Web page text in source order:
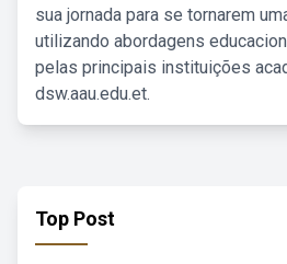
sua jornada para se tornarem
utilizando abordagens
pelas principais instituições
dsw.aau.edu.et.
Top Post